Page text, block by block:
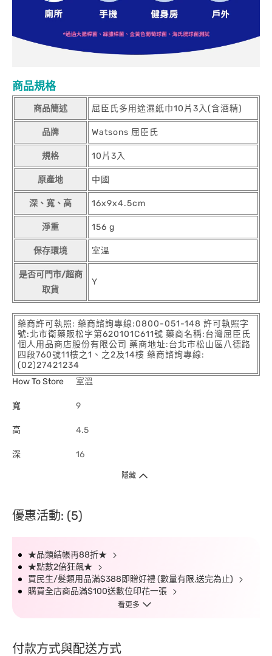
商品規格
商品簡述 屈臣氏多用途濕紙巾10片3入(含酒精)
品牌 Watsons 屈臣氏
規格 10片3入
原產地 中國
深、寬、高 16x9x4.5cm
淨重 156 g
保存環境 室溫
是否可門市/超商
取貨
Y
藥商許可執照: 藥商諮詢專線:0800-051-148 許可執照字
號:北市衛藥販松字第620101C611號 藥商名稱:台灣屈臣氏
個人用品商店股份有限公司 藥商地址:台北市松山區八德路
四段760號11樓之1、之2及14樓 藥商諮詢專線:
(02)27421234
How To Store
室溫
寬 9
高 4.5
深 16
隱藏
優惠活動: (5)
★品類結帳再88折★
★點數2倍狂飆★
買民生/髮類用品滿$388即贈好禮 (數量有限,送完為止)
購買全店商品滿$100送數位印花一張
看更多
付款方式與配送方式